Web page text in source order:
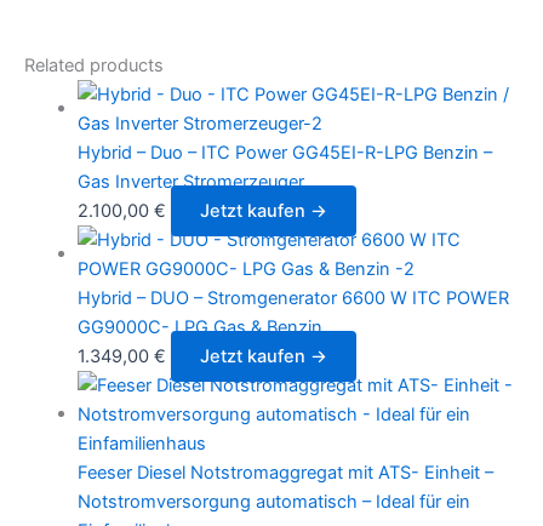
Related products
Hybrid – Duo – ITC Power GG45EI-R-LPG Benzin –
Gas Inverter Stromerzeuger
2.100,00 € Jetzt kaufen →
Hybrid – DUO – Stromgenerator 6600 W ITC POWER
GG9000C- LPG Gas & Benzin
1.349,00 € Jetzt kaufen →
Feeser Diesel Notstromaggregat mit ATS- Einheit –
Notstromversorgung automatisch – Ideal für ein